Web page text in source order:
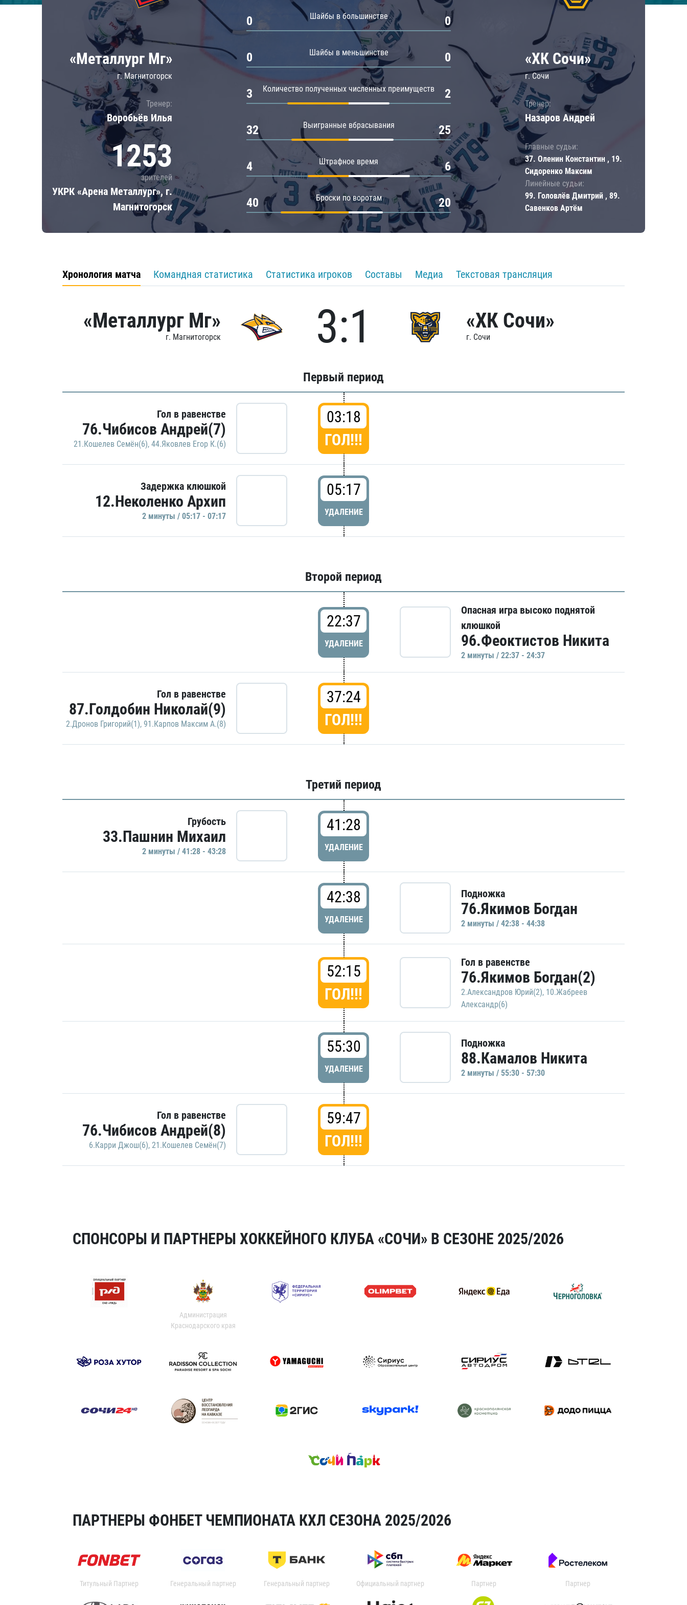
Локомотив
ЦСКА
Шанхайские Драконы
«Металлург Мг»
г. Магнитогорск
Тренер:
Воробьёв Илья
1253
зрителей
УКРК «Арена Металлург», г.
Магнитогорск
Шайбы в большинстве
0 0
Шайбы в меньшинстве
0 0
Количество полученных численных преимуществ
3 2
Выигранные вбрасывания
32 25
Штрафное время
4 6
Броски по воротам
40 20
«ХК Сочи»
г. Сочи
Тренер:
Назаров Андрей
Главные судьи:
37. Оленин Константин , 19.
Сидоренко Максим
Линейные судьи:
99. Головлёв Дмитрий , 89.
Савенков Артём
Хронология матча Командная статистика Статистика игроков Составы Медиа Текстовая трансляция
«Металлург Мг»
г. Магнитогорск 3:1 «ХК Сочи»
г. Сочи
Первый период
Гол в равенстве
76.Чибисов Андрей(7)
21.Кошелев Семён(6), 44.Яковлев Егор К.(6)
03:18
ГОЛ!!!
Задержка клюшкой
12.Неколенко Архип
2 минуты / 05:17 - 07:17
05:17
УДАЛЕНИЕ
Второй период
22:37
УДАЛЕНИЕ
Опасная игра высоко поднятой
клюшкой
96.Феоктистов Никита
2 минуты / 22:37 - 24:37
Гол в равенстве
87.Голдобин Николай(9)
2.Дронов Григорий(1), 91.Карпов Максим А.(8)
37:24
ГОЛ!!!
Третий период
Грубость
33.Пашнин Михаил
2 минуты / 41:28 - 43:28
41:28
УДАЛЕНИЕ
42:38
УДАЛЕНИЕ
Подножка
76.Якимов Богдан
2 минуты / 42:38 - 44:38
52:15
ГОЛ!!!
Гол в равенстве
76.Якимов Богдан(2)
2.Александров Юрий(2), 10.Жабреев
Александр(6)
55:30
УДАЛЕНИЕ
Подножка
88.Камалов Никита
2 минуты / 55:30 - 57:30
Гол в равенстве
76.Чибисов Андрей(8)
6.Карри Джош(6), 21.Кошелев Семён(7)
59:47
ГОЛ!!!
СПОНСОРЫ И ПАРТНЕРЫ ХОККЕЙНОГО КЛУБА «СОЧИ» В СЕЗОНЕ 2025/2026
Администрация
Краснодарского края
ПАРТНЕРЫ ФОНБЕТ ЧЕМПИОНАТА КХЛ СЕЗОНА 2025/2026
Титульный Партнер Генеральный партнер Генеральный партнер Официальный партнер Партнер Партнер